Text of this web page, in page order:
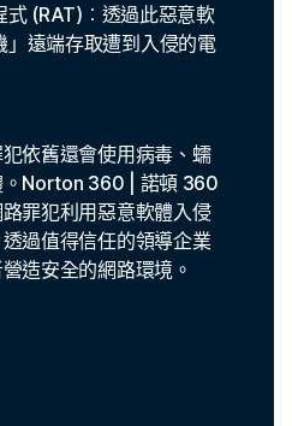
式 (RAT)︰透過此惡意軟
」遠端存取遭到入侵的電
依舊還會使用病毒、蠕
。Norton 360 | 諾頓 360
罪犯利用惡意軟體入侵
過值得信任的領導企業
造安全的網路環境。